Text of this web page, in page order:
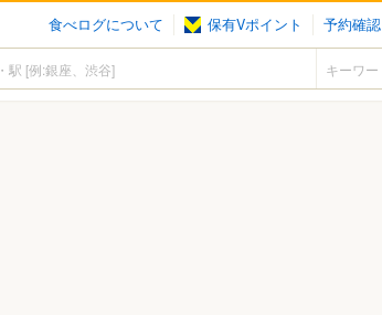
食べログについて 保有Vポイント 予約確認